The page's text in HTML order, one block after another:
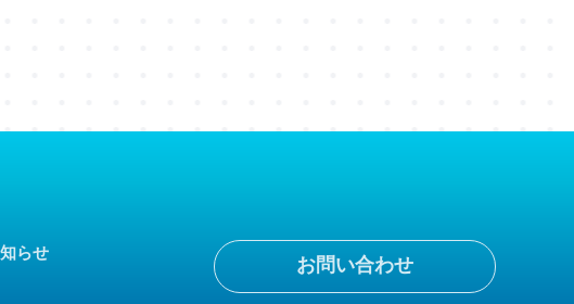
らせ
お問い合わせ